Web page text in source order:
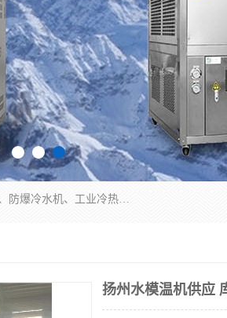
南京康嘉温控设备有限公司是一家工业冷水机厂家，主营产品：低温冷水机、防爆冷水机、工业冷热一体机、工业冷水机等冷水机，公司依托南京工业大学的技术，汇集众多业内技术，不断管理模式，使得我们的产品始终处于国内成员之一水平，在业界享有很高赞誉，是欧洲、北美、中东、东南亚等多个国家和地区。
扬州水模温机供应